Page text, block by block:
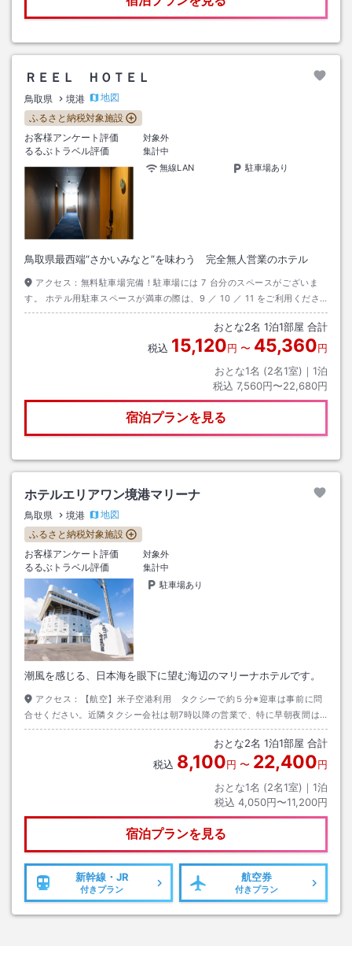
ＲＥＥＬ ＨＯＴＥＬ
鳥取県 境港
地図
ふるさと納税対象施設
お客様アンケート評価
対象外
るるぶトラベル評価
集計中
無線LAN
駐車場あり
鳥取県最西端“さかいみなと”を味わう 完全無人営業のホテル
アクセス： 無料駐車場完備！駐車場には 7 台分のスペースがございま
す。 ホテル用駐車スペースが満車の際は、9 ／ 10 ／ 11 をご利用くださ
い。
おとな2名 1泊1部屋 合計
税込 15,120円 〜 45,360円
おとな1名 (2名1室)｜ 1泊
税込 7,560円〜22,680円
宿泊プランを見る
ホテルエリアワン境港マリーナ
鳥取県 境港
地図
ふるさと納税対象施設
お客様アンケート評価
対象外
るるぶトラベル評価
集計中
駐車場あり
潮風を感じる、日本海を眼下に望む海辺のマリーナホテルです。
アクセス：
【航空】米子空港利用 タクシーで約５分※迎車は事前に問
合せください。近隣タクシー会社は朝7時以降の営業で、特に早朝夜間は
台数が限られます。 【電車】JR境線中浜駅下車 徒歩約１３分（２０１
７年５月現在） 【お車】米子自動車道米子Ｉ．Ｃより国道４３１号線利
おとな2名 1泊1部屋 合計
税込 8,100円 〜 22,400円
おとな1名 (2名1室)｜ 1泊
税込 4,050円〜11,200円
宿泊プランを見る
新幹線・JR
付きプラン
航空券
付きプラン